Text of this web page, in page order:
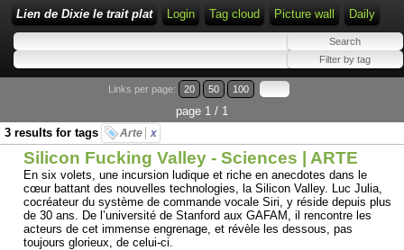
Lien de Dixie le trait plat Login Tag cloud Picture wall Daily
Links per page: 20 50 100
page 1 / 1
3 results for tags
Arte x
Silicon Fucking Valley - Sciences | ARTE
En six volets, une incursion ludique et riche en anecdotes dans le
cœur battant des nouvelles technologies, la Silicon Valley. Luc Julia,
cocréateur du système de commande vocale Siri, y réside depuis plus
de 30 ans. De l’université de Stanford aux GAFAM, il rencontre les
acteurs de cet immense engrenage, et révèle les dessous, pas
toujours glorieux, de celui-ci.